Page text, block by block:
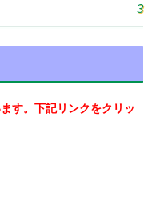
3
す。下記リンクをクリッ